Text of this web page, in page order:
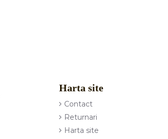
Harta site
Contact
Returnari
Harta site